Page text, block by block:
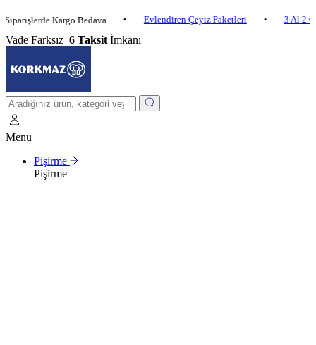
Kargo Bedava • Evlendiren Çeyiz Paketleri • 3 Al 2 Öde
Vade Farksız 6 Taksit İmkanı
Menü
Pişirme
Pişirme